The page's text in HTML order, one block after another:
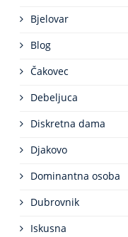
Bjelovar
Blog
Čakovec
Debeljuca
Diskretna dama
Djakovo
Dominantna osoba
Dubrovnik
Iskusna